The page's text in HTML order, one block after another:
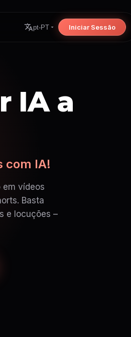
pt-PT Iniciar Sessão
IA a
com IA!
em vídeos
Basta
e locuções –